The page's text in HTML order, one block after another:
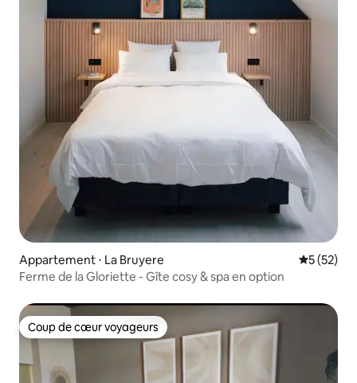
Appartement ⋅ La Bruyere
5 (52)
Ferme de la Gloriette - Gîte cosy & spa en option
Coup de cœur voyageurs
Coup de cœur voyageurs